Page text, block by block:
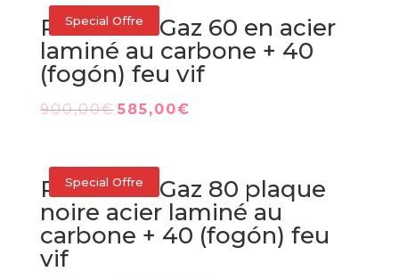
était :
858,00€.
584,00€.
Special Offre
Plancha à Gaz 60 en acier
laminé au carbone + 40
(fogón) feu vif
900,00€ Le
était :
900,00€.
585,00€
585,00€.
Special Offre
Plancha à Gaz 80 plaque
noire acier laminé au
carbone + 40 (fogón) feu
vif